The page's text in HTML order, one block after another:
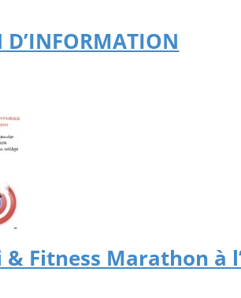
Fitness Marathon à